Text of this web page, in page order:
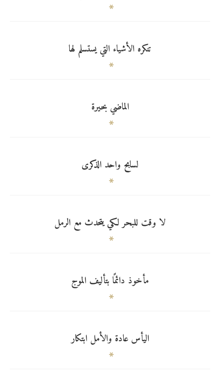
تنكره الأشياء التي يستسلم لها
الماضي بحيرة
لسابح واحد الذكرى
لا وقت للبحر لكي يتحدث مع الرمل
مأخوذ دائمًا بتأليف الموج
اليأس عادة والأمل ابتكار